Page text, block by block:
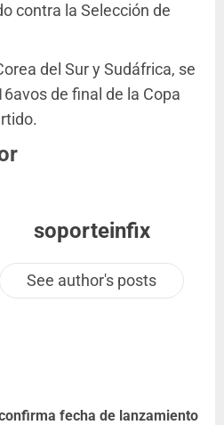
contra la Selección de
del Sur y Sudáfrica, se
de final de la Copa
soporteinfix
See author's posts
fecha de lanzamiento